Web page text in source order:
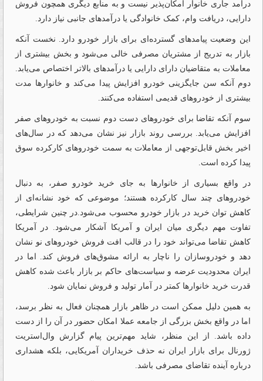
درآمد جاری خانوار امکان‌پذیر نیست و به منابع دیگری همچون فروش
دارایی، دریافت وام، کمک خانوادگی یا درآمدهای جانبی نیاز دارد.
این وضعیت پیامدهای گسترده‌ای برای بازار خودرو دارد. نخست آنکه
بازار به تدریج از مشتریان مصرفی خالی می‌شود و بخش بیشتری از
معاملات به متقاضیان دارای دارایی یا درآمدهای بالاتر اختصاص می‌یابد.
دوم آنکه سن جایگزینی خودرو افزایش پیدا می‌کند و خانوارها مدت
بیشتری از خودروهای قدیمی استفاده می‌کنند.
سوم آنکه تقاضا برای خودروهای دست دوم نسبت به خودروهای صفر
افزایش می‌یابد. بررسی روند بازار نیز نشان می‌دهد که در سال‌های
اخیر بخش قابل‌توجهی از معاملات به سمت خودروهای کارکرده سوق
پیدا کرده است.
در واقع بسیاری از خانوارها به جای خرید خودرو صفر، به دنبال
خودروهای چند سال کارکرده هستند؛ موضوعی که خود نشانه‌ای از
کاهش توان خرید در بازار خودرو محسوب می‌شود.در چنین شرایطی،
تفاوت مهم دیگری میان ایران و آمریکا آشکار می‌شود. در آمریکا
کاهش تقاضا می‌تواند خود را در قالب افت فروش خودروهای نو نشان
دهد و خودروسازان را ناچار به ارائه مشوق‌های فروش کند. اما در
ایران محدودیت عرضه و سیاست‌های حاکم بر بازار باعث شده کاهش
قدرت خرید خانوارها کمتر در آمار تولید و فروش نمایان شود.
به همین دلیل ممکن است در ظاهر بازار همچنان فعال به نظر برسد،
اما در واقع بخش بزرگی از جامعه عملا امکان حضور در آن را از دست
داده باشد. از این منظر، شاید مهم‌ترین پیام گزارش وال‌استریت
ژورنال برای بازار ایران نه حذف خریداران آمریکایی، بلکه هشداری
درباره آینده تقاضای مصرفی باشد.